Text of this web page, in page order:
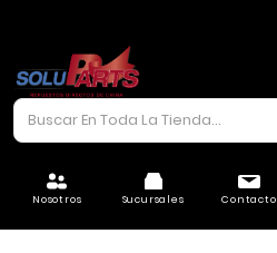
Nosotros Sucursales Contacto
CARROCERÍA
ELÉCTRICO